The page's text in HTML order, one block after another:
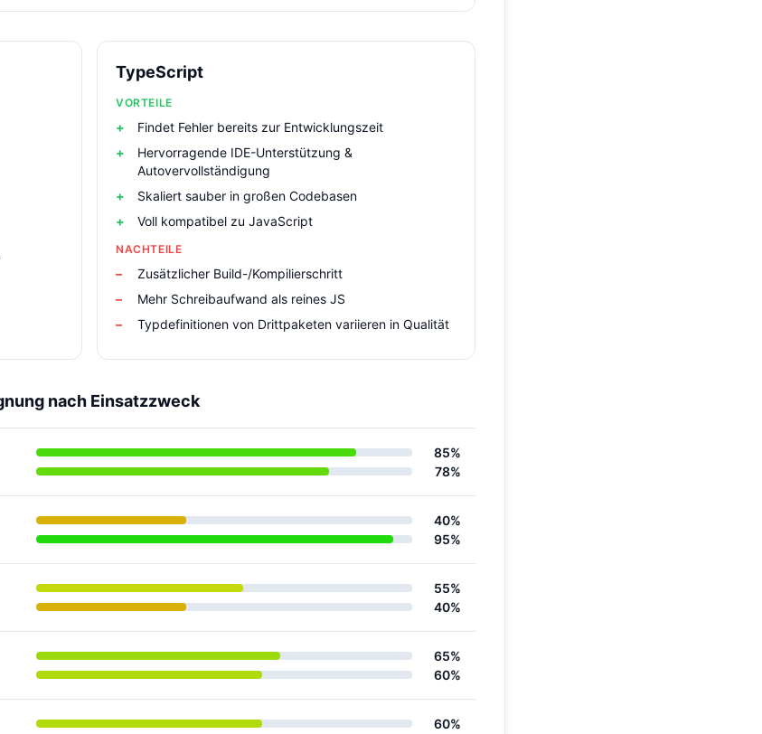
TypeScript
VORTEILE
Findet Fehler bereits zur Entwicklungszeit
Hervorragende IDE-Unterstützung &
Autovervollständigung
Skaliert sauber in großen Codebasen
Voll kompatibel zu JavaScript
NACHTEILE
Zusätzlicher Build-/Kompilierschritt
Mehr Schreibaufwand als reines JS
Typdefinitionen von Drittpaketen variieren in Qualität
nach Einsatzzweck
85%
78%
40%
95%
55%
40%
65%
60%
60%